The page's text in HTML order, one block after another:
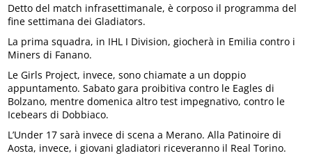
Detto del match infrasettimanale, è corposo il programma del
fine settimana dei Gladiators.
La prima squadra, in IHL I Division, giocherà in Emilia contro i
Miners di Fanano.
Le Girls Project, invece, sono chiamate a un doppio
appuntamento. Sabato gara proibitiva contro le Eagles di
Bolzano, mentre domenica altro test impegnativo, contro le
Icebears di Dobbiaco.
L’Under 17 sarà invece di scena a Merano. Alla Patinoire di
Aosta, invece, i giovani gladiatori riceveranno il Real Torino.